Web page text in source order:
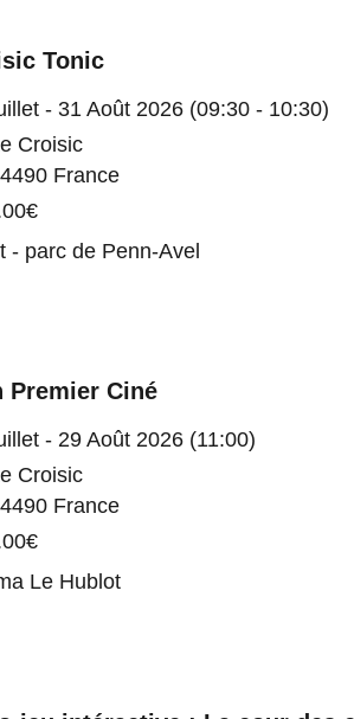
Tonic
- 31 Août 2026 (09:30 - 10:30)
Croisic
France
- parc de Penn-Avel
Premier Ciné
- 29 Août 2026 (11:00)
Croisic
France
Le Hublot